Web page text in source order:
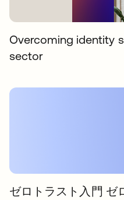
Overcoming identity
sector
ゼロトラスト入門 ゼ